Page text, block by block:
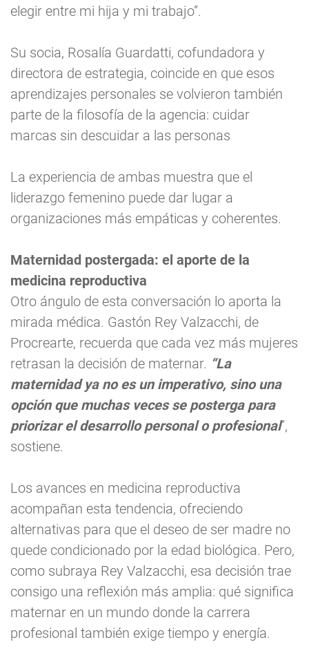
elegir entre mi hija y mi trabajo”.
Su socia, Rosalía Guardatti, cofundadora y
directora de estrategia, coincide en que esos
aprendizajes personales se volvieron también
parte de la filosofía de la agencia: cuidar
marcas sin descuidar a las personas
La experiencia de ambas muestra que el
liderazgo femenino puede dar lugar a
organizaciones más empáticas y coherentes.
Maternidad postergada: el aporte de la
medicina reproductiva
Otro ángulo de esta conversación lo aporta la
mirada médica. Gastón Rey Valzacchi, de
Procrearte, recuerda que cada vez más mujeres
retrasan la decisión de maternar. “La
maternidad ya no es un imperativo, sino una
opción que muchas veces se posterga para
priorizar el desarrollo personal o profesional”,
sostiene.
Los avances en medicina reproductiva
acompañan esta tendencia, ofreciendo
alternativas para que el deseo de ser madre no
quede condicionado por la edad biológica. Pero,
como subraya Rey Valzacchi, esa decisión trae
consigo una reflexión más amplia: qué significa
maternar en un mundo donde la carrera
profesional también exige tiempo y energía.